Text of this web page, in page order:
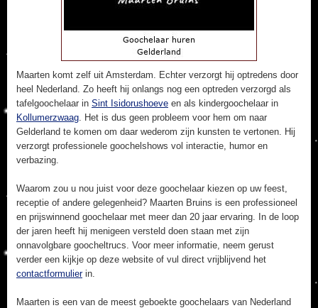
Maarten komt zelf uit Amsterdam. Echter verzorgt hij optredens door
heel Nederland. Zo heeft hij onlangs nog een optreden verzorgd als
tafelgoochelaar in Sint Isidorushoeve en als kindergoochelaar in
Kollumerzwaag. Het is dus geen probleem voor hem om naar
Gelderland te komen om daar wederom zijn kunsten te vertonen. Hij
verzorgt professionele goochelshows vol interactie, humor en
verbazing.
Waarom zou u nou juist voor deze goochelaar kiezen op uw feest,
receptie of andere gelegenheid? Maarten Bruins is een professioneel
en prijswinnend goochelaar met meer dan 20 jaar ervaring. In de loop
der jaren heeft hij menigeen versteld doen staan met zijn
onnavolgbare goocheltrucs. Voor meer informatie, neem gerust
verder een kijkje op deze website of vul direct vrijblijvend het
contactformulierin.
Maarten is een van de meest geboekte goochelaars van Nederland